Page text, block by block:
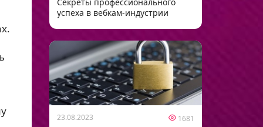
успеха в вебкам-индустрии
23.08.2023 1681